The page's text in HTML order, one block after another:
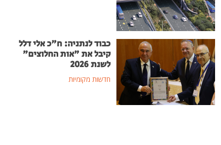
כבוד לנתניה: ח"כ אלי דלל
קיבל את "אות החלוצים"
לשנת 2026
חדשות מקומיות